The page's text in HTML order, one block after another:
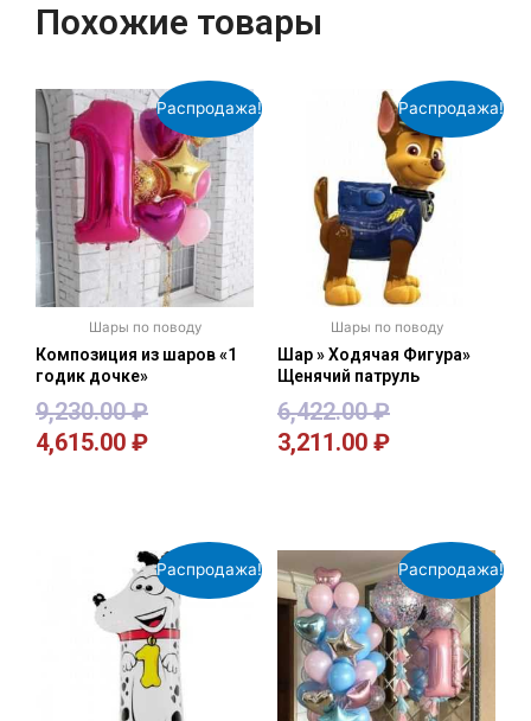
Похожие товары
Распродажа!
Шары по поводу
Композиция из шаров «1
годик дочке»
9,230.00₽
4,615.00 ₽
Распродажа!
Шары по поводу
Шар » Ходячая Фигура»
Щенячий патруль
6,422.00₽
3,211.00 ₽
Распродажа! Распродажа!